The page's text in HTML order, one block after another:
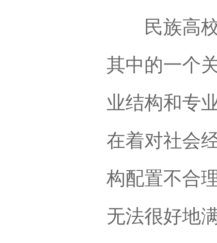
民族高校
其中的一个
业结构和专
在着对社会
构配置不合
无法很好地